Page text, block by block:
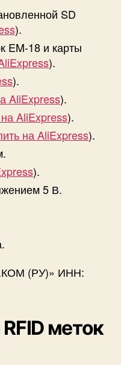
й
и
д
е
н
т
и
ф
и
к
и
и
SD
).
EM-18 и карты
).
).
AliExpress).
на AliExpress).
на AliExpress).
).
5 В.
(РУ)» ИНН:
меток